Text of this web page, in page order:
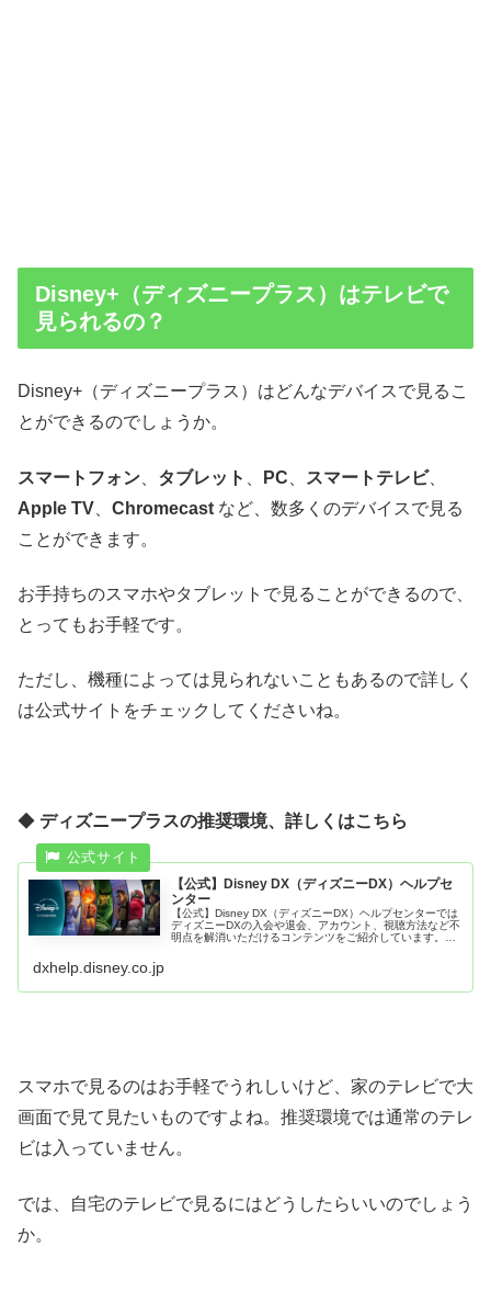
Disney+（ディズニープラス）はテレビで
見られるの？
Disney+（ディズニープラス）はどんなデバイスで見るこ
とができるのでしょうか。
スマートフォン タブレット PC スマートテレビ、
Apple TV
Chromecast など、数多くのデバイスで見る
ことができます。
お手持ちのスマホやタブレットで見ることができるので、
とってもお手軽です。
ただし、機種によっては見られないこともあるので詳しく
は公式サイトをチェックしてくださいね。
◆ ディズニープラスの推奨環境、詳しくはこちら
【公式】Disney DX（ディズニーDX）ヘルプセ
ンター
【公式】Disney DX（ディズニーDX）ヘルプセンターでは
ディズニーDXの入会や退会、アカウント、視聴方法など不
明点を解消いただけるコンテンツをご紹介しています。デ
dxhelp.disney.co.jp
スマホで見るのはお手軽でうれしいけど、家のテレビで大
画面で見て見たいものですよね。推奨環境では通常のテレ
ビは入っていません。
では、自宅のテレビで見るにはどうしたらいいのでしょう
か。